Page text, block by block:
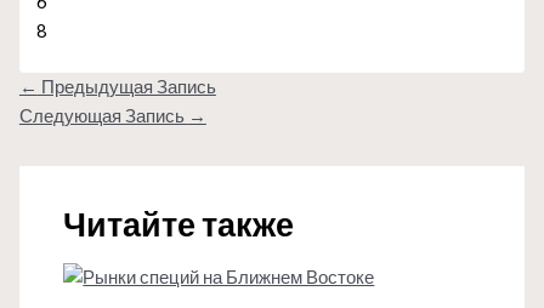
8
← Предыдущая Запись
Следующая Запись →
Читайте также